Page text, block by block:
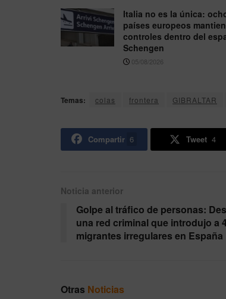
Italia no es la única:
países europeos
controles dentro del
Schengen
05/08/2026
Temas: colas frontera GIBRALTAR
Compartir 6 Tweet 4
Noticia anterior
Golpe al tráfico de personas:
una red criminal que introdujo a
migrantes irregulares en España
Otras Noticias